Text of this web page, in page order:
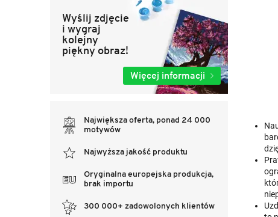
Wyślij zdjęcie
i wygraj
kolejny
piękny obraz!
Więcej informacji
Największa oferta, ponad 24 000
motywów
Najwyższa jakość produktu
Oryginalna europejska produkcja,
brak importu
300 000+ zadowolonych klientów